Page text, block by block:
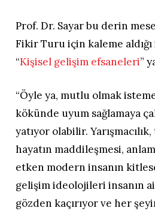
Prof. Dr. Sayar bu derin
Fikir Turu için kaleme
“Kişisel gelişim efsaneleri”
“Öyle ya, mutlu olmak
kökünde uyum sağlamaya
yatıyor olabilir.
hayatın maddileşmesi,
etken modern insanın
gelişim ideolojileri insanın
gözden kaçırıyor ve her